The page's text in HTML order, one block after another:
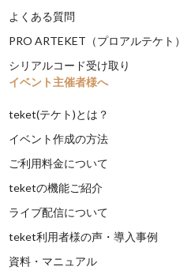
よくある質問
PRO ARTEKET（プロアルテケト）
シリアルコード受け取り
イベント主催者様へ
teket(テケト)とは？
イベント作成の方法
ご利用料金について
teketの機能ご紹介
ライブ配信について
teket利用者様の声・導入事例
資料・マニュアル